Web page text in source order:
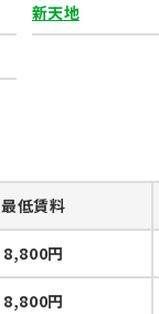
新天地
最低賃料
8,800円
8,800円